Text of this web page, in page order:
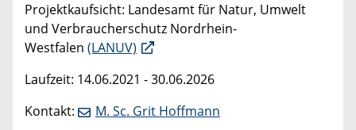
Projektkaufsicht: Landesamt für Natur, Umwelt
und Verbraucherschutz Nordrhein-
Westfalen (LANUV)
Laufzeit: 14.06.2021 - 30.06.2026
Kontakt:
M. Sc. Grit Hoffmann